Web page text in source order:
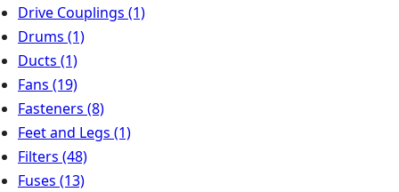
Drive Couplings (1)
Drums (1)
Ducts (1)
Fans (19)
Fasteners (8)
Feet and Legs (1)
Filters (48)
Fuses (13)